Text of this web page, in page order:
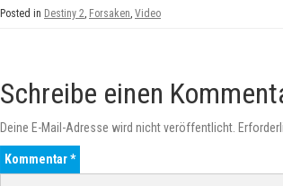
Posted in Destiny 2, Forsaken, Video
Schreibe einen
Deine E-Mail-Adresse wird nicht veröffentlicht.
Kommentar*